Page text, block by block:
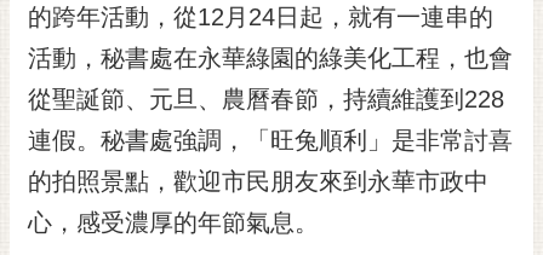
料
放
宣
市
府
交
的跨年活動，從12月24日起，就有一連串的
活動，秘書處在永華綠園的綠美化工程，也會
從聖誕節、元旦、農曆春節，持續維護到228
連假。秘書處強調，「旺兔順利」是非常討喜
的拍照景點，歡迎市民朋友來到永華市政中
心，感受濃厚的年節氣息。